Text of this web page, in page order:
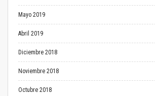
Mayo 2019
Abril 2019
Diciembre 2018
Noviembre 2018
Octubre 2018